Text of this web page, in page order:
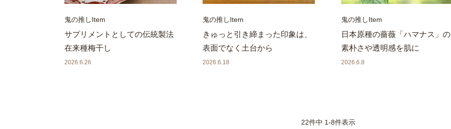
鬼の推しItem
サプリメントとしての伝統製法
在来種梅干し
2026.6.26
鬼の推しItem
きゅっと引き締まった印象は、
表面でなく土台から
2026.6.18
鬼の推しItem
日本原種の薔薇「ハマナス」の
素朴さや透明感を肌に
2026.6.8
22件中 1-8件表示